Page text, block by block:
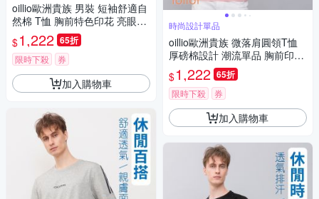
oillio歐洲貴族 男裝 短袖舒適自
然棉 T恤 胸前特色印花 亮眼吸
睛 黑色 法國品牌
$1,222 65折
限時下殺 券
加入購物車
時尚設計單品
oillio歐洲貴族 微落肩圓領T恤
厚磅棉設計 潮流單品 胸前印花
粉紅色 男女裝 法國品牌
$1,222 65折
限時下殺 券
加入購物車